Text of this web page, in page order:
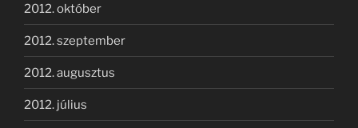
2012. október
2012. szeptember
2012. augusztus
2012. július